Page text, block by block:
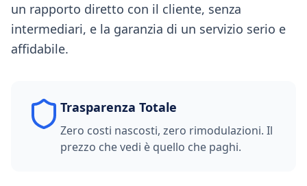
un rapporto diretto con il cliente, senza
intermediari, e la garanzia di un servizio serio e
affidabile.
Trasparenza Totale
Zero costi nascosti, zero rimodulazioni. Il
prezzo che vedi è quello che paghi.